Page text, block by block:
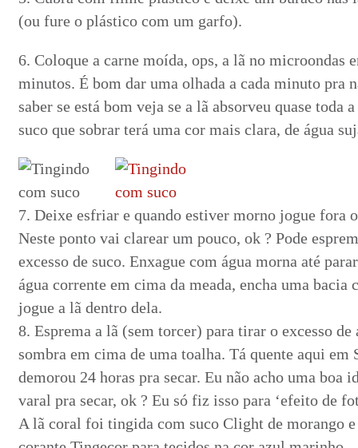
(ou fure o plástico com um garfo).
6. Coloque a carne moída, ops, a lã no microondas
minutos. É bom dar uma olhada a cada minuto pra
saber se está bom veja se a lã absorveu quase toda
suco que sobrar terá uma cor mais clara, de água
7. Deixe esfriar e quando estiver morno jogue fora
Neste ponto vai clarear um pouco, ok ? Pode
excesso de suco. Enxague com água morna até
água corrente em cima da meada, encha uma bacia
jogue a lã dentro dela.
8. Esprema a lã (sem torcer) para tirar o excesso de
sombra em cima de uma toalha. Tá quente aqui em
demorou 24 horas pra secar. Eu não acho uma boa
varal pra secar, ok ? Eu só fiz isso para ‘efeito de
A lã coral foi tingida com suco Clight de morango